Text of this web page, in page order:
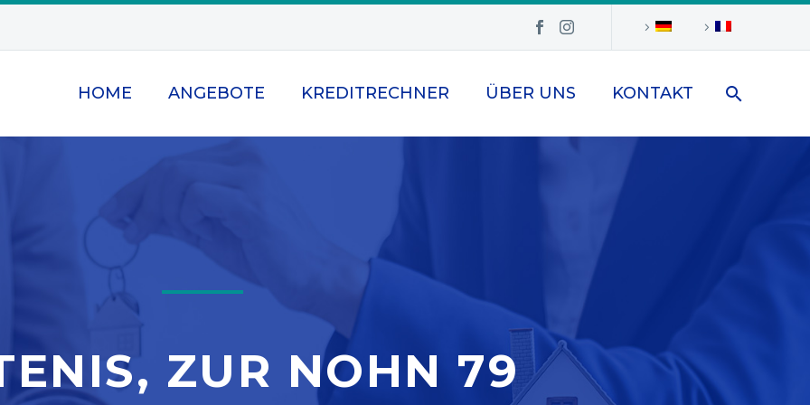
HOME ANGEBOTE KREDITRECHNER ÜBER UNS KONTAKT
ZUR NOHN 79